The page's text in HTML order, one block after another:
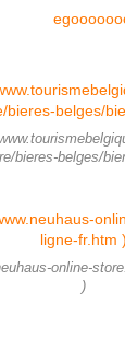
bieres-belges/
online-
)